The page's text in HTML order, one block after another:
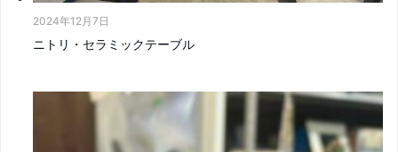
2024年12月7日
ニトリ・セラミックテーブル